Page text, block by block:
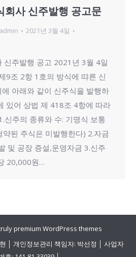
회사 신주발행 공고문
2021년 3월 4일
신주발행 공고 2021년 3월 4일
9조 2항 1호의 방식에 땨른 신
아래와 같이 신주식을 발행하
있어 상법 제 418조 4항에 따라
신주의 종류와 수: 기명식 보통
된 주식은 미발행한다) 2.자금
및 공장 증설,운영자금 3.신주
20,000원…
premium WordPress themes
│ 개인정보관리 책임자: 박선정 │ 사업자